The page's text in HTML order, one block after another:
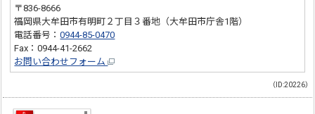
〒836-8666
福岡県大牟田市有明町２丁目３番地（大牟田市庁舎1階）
電話番号：0944-85-0470
Fax：0944-41-2662
お問い合わせフォーム
（ID:20226）